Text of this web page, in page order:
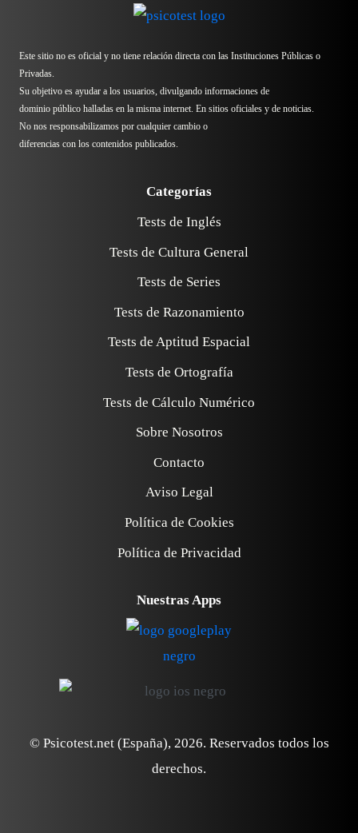
Este sitio no es oficial y no tiene relación directa con las Instituciones Públicas o
Privadas.
Su objetivo es ayudar a los usuarios, divulgando informaciones de
dominio público halladas en la misma internet. En sitios oficiales y de noticias.
No nos responsabilizamos por cualquier cambio o
diferencias con los contenidos publicados.
Categorías
Tests de Inglés
Tests de Cultura General
Tests de Series
Tests de Razonamiento
Tests de Aptitud Espacial
Tests de Ortografía
Tests de Cálculo Numérico
Sobre Nosotros
Contacto
Aviso Legal
Política de Cookies
Política de Privacidad
Nuestras Apps
© Psicotest.net (España), 2026. Reservados todos los
derechos.